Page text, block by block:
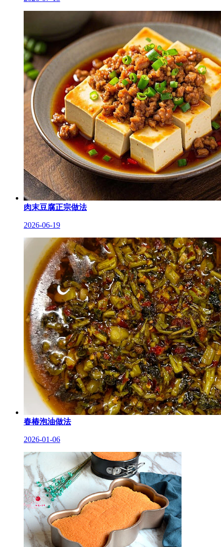
肉末豆腐正宗做法
2026-06-19
春椿泡油做法
2026-01-06